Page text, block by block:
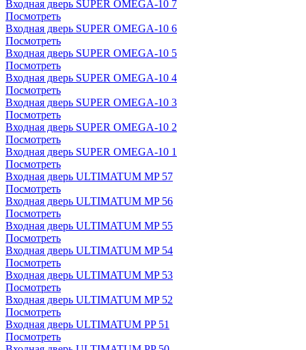
Входная дверь SUPER OMEGA-10 7
Посмотреть
Входная дверь SUPER OMEGA-10 6
Посмотреть
Входная дверь SUPER OMEGA-10 5
Посмотреть
Входная дверь SUPER OMEGA-10 4
Посмотреть
Входная дверь SUPER OMEGA-10 3
Посмотреть
Входная дверь SUPER OMEGA-10 2
Посмотреть
Входная дверь SUPER OMEGA-10 1
Посмотреть
Входная дверь ULTIMATUM MP 57
Посмотреть
Входная дверь ULTIMATUM MP 56
Посмотреть
Входная дверь ULTIMATUM MP 55
Посмотреть
Входная дверь ULTIMATUM MP 54
Посмотреть
Входная дверь ULTIMATUM MP 53
Посмотреть
Входная дверь ULTIMATUM MP 52
Посмотреть
Входная дверь ULTIMATUM PP 51
Посмотреть